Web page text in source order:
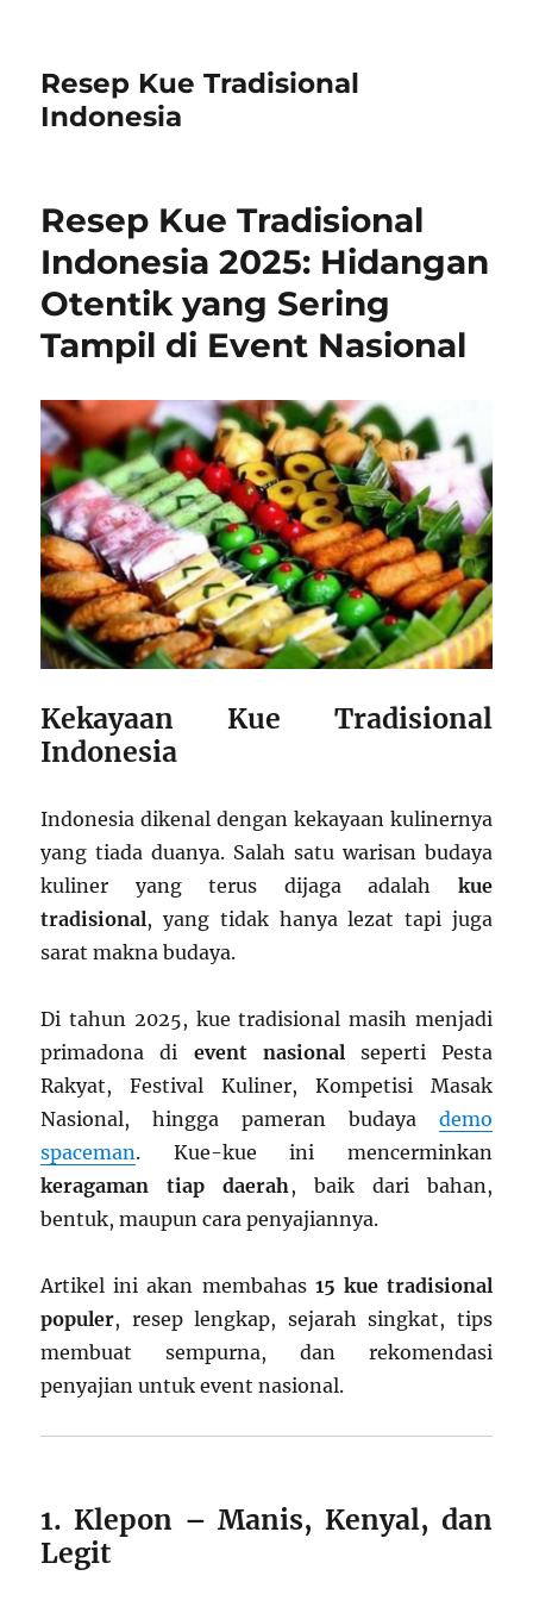
Resep Kue Tradisional
Indonesia
Resep Kue Tradisional
Indonesia 2025: Hidangan
Otentik yang Sering
Tampil di Event Nasional
Kekayaan Kue Tradisional
Indonesia
Indonesia dikenal dengan kekayaan kulinernya
yang tiada duanya. Salah satu warisan budaya
kuliner yang terus dijaga adalah kue
tradisional, yang tidak hanya lezat tapi juga
sarat makna budaya.
Di tahun 2025, kue tradisional masih menjadi
primadona di event nasionalseperti Pesta
Rakyat, Festival Kuliner, Kompetisi Masak
Nasional, hingga pameran budaya demo
spaceman. Kue-kue ini mencerminkan
keragaman tiap daerah, baik dari bahan,
bentuk, maupun cara penyajiannya.
Artikel ini akan membahas 15 kue tradisional
populer, resep lengkap, sejarah singkat, tips
membuat sempurna, dan rekomendasi
penyajian untuk event nasional.
1. Klepon – Manis, Kenyal, dan
Legit